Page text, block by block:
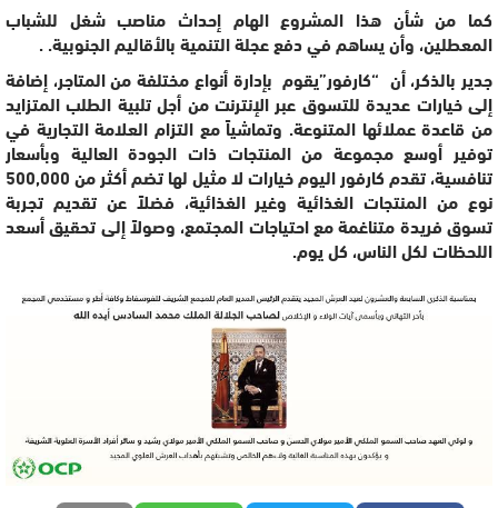
كما من شأن هذا المشروع الهام إحداث مناصب شغل للشباب
المعطلين، وأن يساهم في دفع عجلة التنمية بالأقاليم الجنوبية. .
جدير بالذكر، أن “كارفور”يقوم بإدارة أنواع مختلفة من المتاجر، إضافة
إلى خيارات عديدة للتسوق عبر الإنترنت من أجل تلبية الطلب المتزايد
من قاعدة عملائها المتنوعة. وتماشياً مع التزام العلامة التجارية في
توفير أوسع مجموعة من المنتجات ذات الجودة العالية وبأسعار
تنافسية، تقدم كارفور اليوم خيارات لا مثيل لها تضم أكثر من 500,000
نوع من المنتجات الغذائية وغير الغذائية، فضلاً عن تقديم تجربة
تسوق فريدة متناغمة مع احتياجات المجتمع، وصولاً إلى تحقيق أسعد
اللحظات لكل الناس، كل يوم.